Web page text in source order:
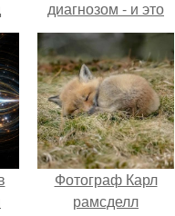
диагнозом - и это
трогает до слёз.
Фотограф Карл
рамсделл